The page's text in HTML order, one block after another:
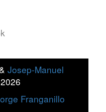
& Josep-Manuel
Franganillo